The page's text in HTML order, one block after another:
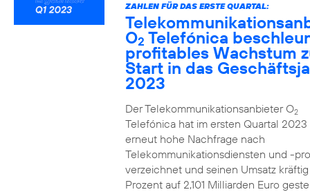
ZAHLEN FÜR DAS ERSTE QUARTAL:
O2 Telefónica
profitables Wachstum
Start in das
2023
Der Telekommunikationsanbieter O2
Telefónica hat im ersten Quartal 2023
erneut hohe Nachfrage nach
Telekommunikationsdiensten und -
verzeichnet und seinen Umsatz
Prozent auf 2,101 Milliarden Euro